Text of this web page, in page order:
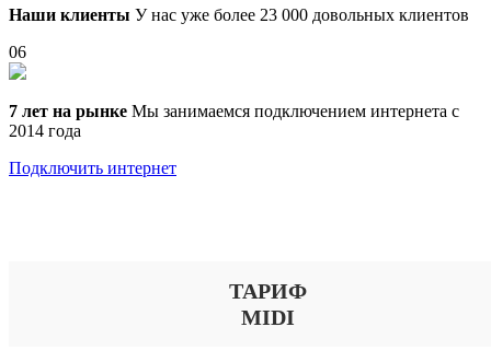
Наши клиенты У нас уже более 23 000 довольных клиентов
06
7 лет на рынке Мы занимаемся подключением интернета с
2014 года
Подключить интернет
ТАРИФ
MIDI